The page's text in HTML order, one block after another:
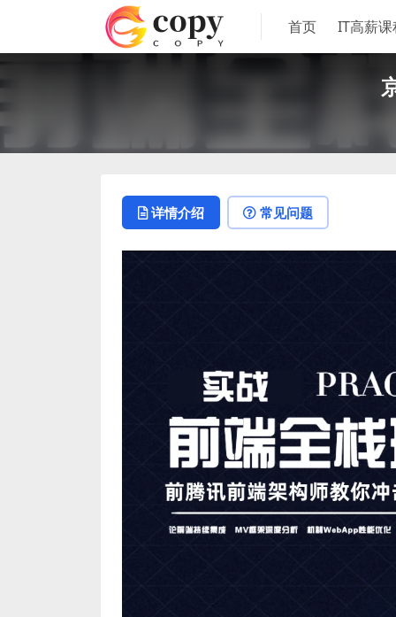
首页 IT高薪课
详情介绍 常见问题